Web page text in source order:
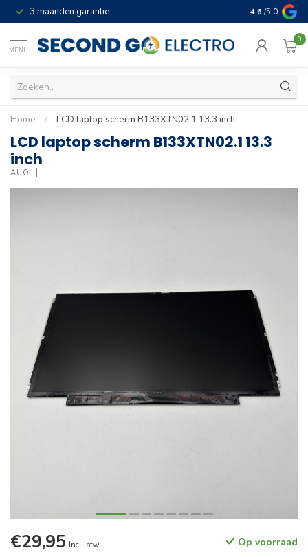
3 maanden garantie Geld terug
4.6 /5.0
MENU
0
Home / LCD laptop scherm B133XTN02.1 13.3 inch
LCD laptop scherm B133XTN02.1 13.3
inch
AUO
€29,95 Incl. btw Op voorraad